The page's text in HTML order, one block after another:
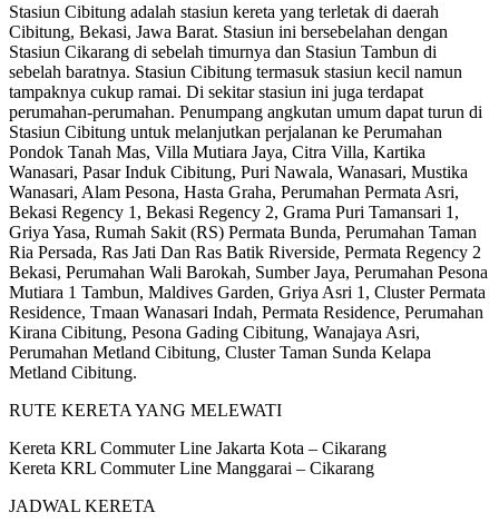
Stasiun Cibitung adalah stasiun kereta yang terletak di daerah
Cibitung, Bekasi, Jawa Barat. Stasiun ini bersebelahan dengan
Stasiun Cikarang di sebelah timurnya dan Stasiun Tambun di
sebelah baratnya. Stasiun Cibitung termasuk stasiun kecil namun
tampaknya cukup ramai. Di sekitar stasiun ini juga terdapat
perumahan-perumahan. Penumpang angkutan umum dapat turun di
Stasiun Cibitung untuk melanjutkan perjalanan ke Perumahan
Pondok Tanah Mas, Villa Mutiara Jaya, Citra Villa, Kartika
Wanasari, Pasar Induk Cibitung, Puri Nawala, Wanasari, Mustika
Wanasari, Alam Pesona, Hasta Graha, Perumahan Permata Asri,
Bekasi Regency 1, Bekasi Regency 2, Grama Puri Tamansari 1,
Griya Yasa, Rumah Sakit (RS) Permata Bunda, Perumahan Taman
Ria Persada, Ras Jati Dan Ras Batik Riverside, Permata Regency 2
Bekasi, Perumahan Wali Barokah, Sumber Jaya, Perumahan Pesona
Mutiara 1 Tambun, Maldives Garden, Griya Asri 1, Cluster Permata
Residence, Tmaan Wanasari Indah, Permata Residence, Perumahan
Kirana Cibitung, Pesona Gading Cibitung, Wanajaya Asri,
Perumahan Metland Cibitung, Cluster Taman Sunda Kelapa
Metland Cibitung.
RUTE KERETA YANG MELEWATI
Kereta KRL Commuter Line Jakarta Kota – Cikarang
Kereta KRL Commuter Line Manggarai – Cikarang
JADWAL KERETA